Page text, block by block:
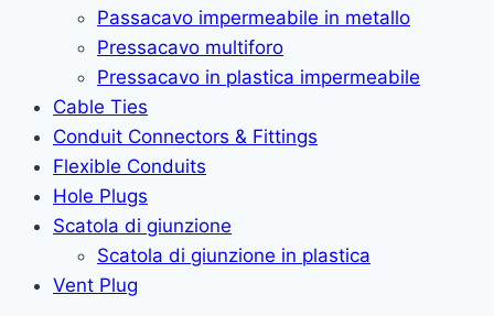
Passacavo impermeabile in metallo
Pressacavo multiforo
Pressacavo in plastica impermeabile
Cable Ties
Conduit Connectors & Fittings
Flexible Conduits
Hole Plugs
Scatola di giunzione
Scatola di giunzione in plastica
Vent Plug